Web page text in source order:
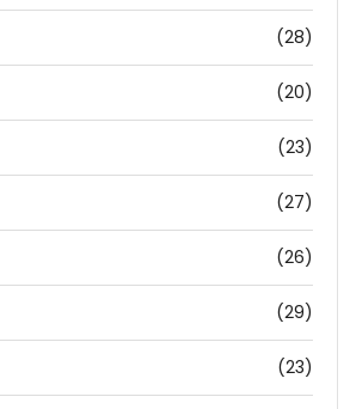
(28)
(20)
(23)
(27)
(26)
(29)
(23)